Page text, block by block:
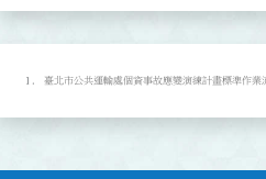
臺北市公共運輸處個資事故應變演練計畫標準作業